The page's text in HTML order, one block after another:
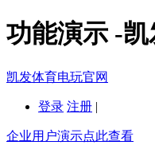
功能演示 -
凯发体育电玩官网
登录 注册 |
企业用户演示点此查看